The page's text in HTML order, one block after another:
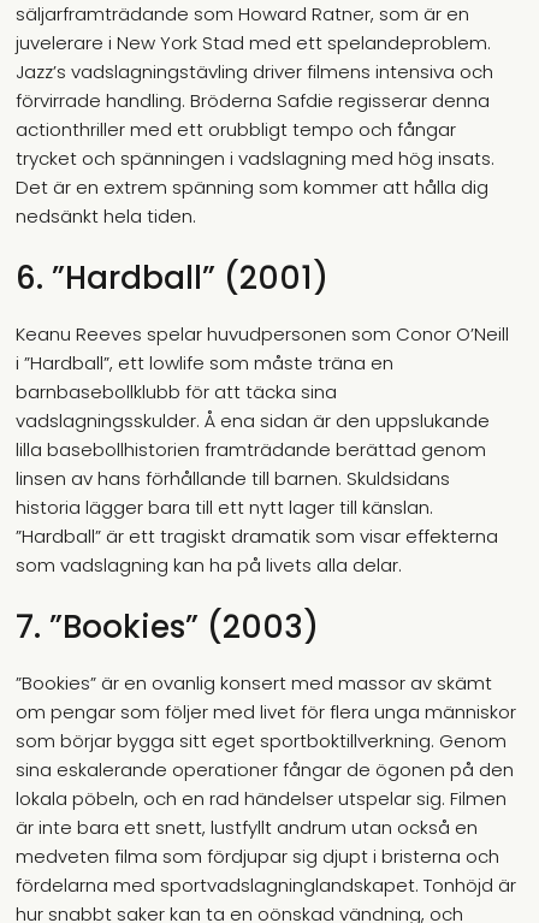
säljarframträdande som Howard Ratner, som är en
juvelerare i New York Stad med ett spelandeproblem.
Jazz’s vadslagningstävling driver filmens intensiva och
förvirrade handling. Bröderna Safdie regisserar denna
actionthriller med ett orubbligt tempo och fångar
trycket och spänningen i vadslagning med hög insats.
Det är en extrem spänning som kommer att hålla dig
nedsänkt hela tiden.
6. ”Hardball” (2001)
Keanu Reeves spelar huvudpersonen som Conor O’Neill
i ”Hardball”, ett lowlife som måste träna en
barnbasebollklubb för att täcka sina
vadslagningsskulder. Å ena sidan är den uppslukande
lilla basebollhistorien framträdande berättad genom
linsen av hans förhållande till barnen. Skuldsidans
historia lägger bara till ett nytt lager till känslan.
”Hardball” är ett tragiskt dramatik som visar effekterna
som vadslagning kan ha på livets alla delar.
7. ”Bookies” (2003)
”Bookies” är en ovanlig konsert med massor av skämt
om pengar som följer med livet för flera unga människor
som börjar bygga sitt eget sportboktillverkning. Genom
sina eskalerande operationer fångar de ögonen på den
lokala pöbeln, och en rad händelser utspelar sig. Filmen
är inte bara ett snett, lustfyllt andrum utan också en
medveten filma som fördjupar sig djupt i bristerna och
fördelarna med sportvadslagninglandskapet. Tonhöjd är
hur snabbt saker kan ta en oönskad vändning, och